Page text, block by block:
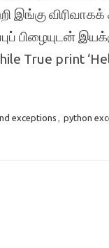
இங்கு
பிழையுடன்
True print
exceptions , python